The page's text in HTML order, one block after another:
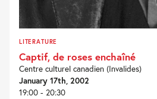
LITERATURE
Captif, de roses enchaîné
Centre culturel canadien (Invalides)
January 17th, 2002
19:00 - 20:30